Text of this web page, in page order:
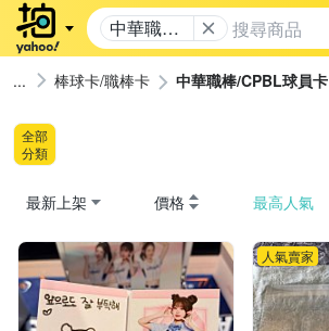
中華職
棒/CPBL
球員卡
棒球卡/職棒卡 中華職棒/CPBL球員卡
全部
分類
最新上架 價格 最高人氣
人氣賣家